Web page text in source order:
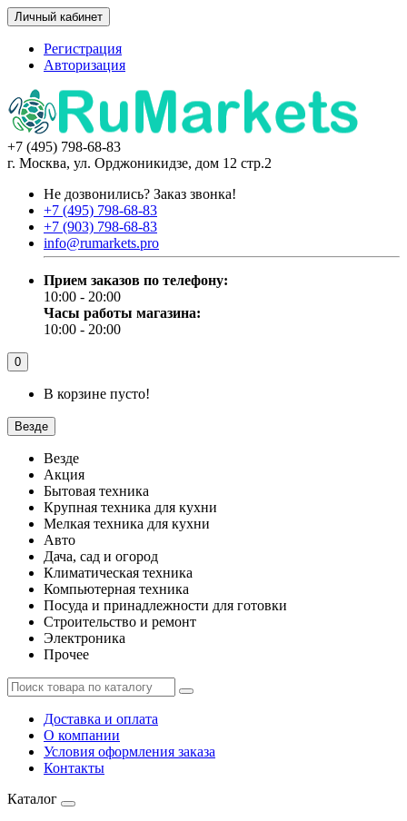
Личный кабинет
Регистрация
Авторизация
+7 (495) 798-68-83
г. Москва, ул. Орджоникидзе, дом 12 стр.2
Не дозвонились? Заказ звонка!
+7 (495) 798-68-83
+7 (903) 798-68-83
info@rumarkets.pro
Прием заказов по телефону:
10:00 - 20:00
Часы работы магазина:
10:00 - 20:00
0
В корзине пусто!
Везде
Везде
Акция
Бытовая техника
Крупная техника для кухни
Мелкая техника для кухни
Авто
Дача, сад и огород
Климатическая техника
Компьютерная техника
Посуда и принадлежности для готовки
Строительство и ремонт
Электроника
Прочее
Доставка и оплата
О компании
Условия оформления заказа
Контакты
Каталог